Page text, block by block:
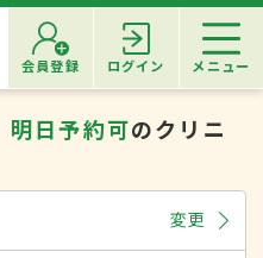
会員登録 ログイン メニュー
明日予約可のクリニ
変更